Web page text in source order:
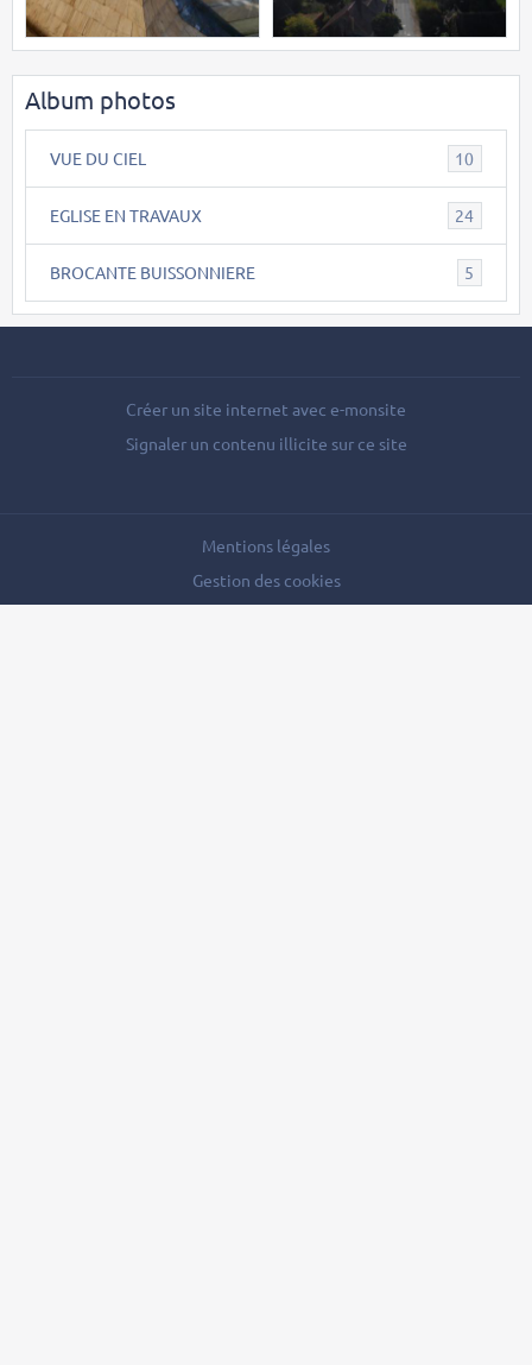
Album photos
VUE DU CIEL 10
EGLISE EN TRAVAUX 24
BROCANTE BUISSONNIERE 5
Créer un site internet avec e-monsite
Signaler un contenu illicite sur ce site
Mentions légales
Gestion des cookies